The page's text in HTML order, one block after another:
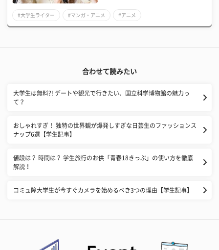
#大学生ライター #マンガ・アニメ #アニメ
合わせて読みたい
大学生は無料?! デートや観光で行きたい、国立科学博物館の魅力っ
て？
おしゃれすぎ！ 独特の世界観が爆発しすぎな日芸生のファッションス
ナップ6選【学生記事】
値段は？ 時間は？ 学生旅行のお供「青春18きっぷ」の使い方を徹底
解説！
​コミュ障大学生が今すぐカメラを始めるべき3つの理由【学生記事】